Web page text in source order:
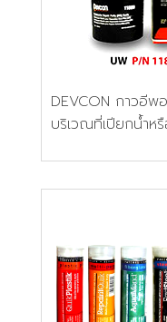
DEVCON กาวอี
บริเวณที่เปียกน้ำห